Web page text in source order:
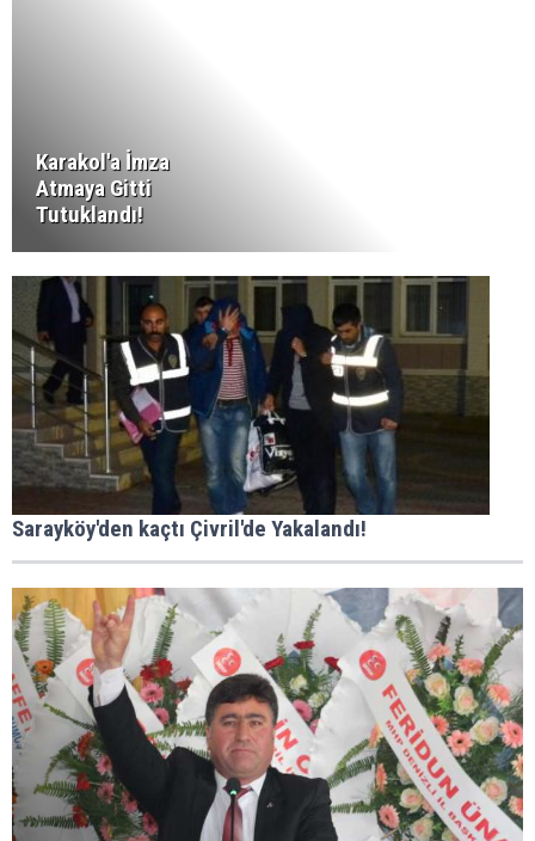
Karakol'a İmza
Atmaya Gitti
Tutuklandı!
Sarayköy'den kaçtı Çivril'de Yakalandı!